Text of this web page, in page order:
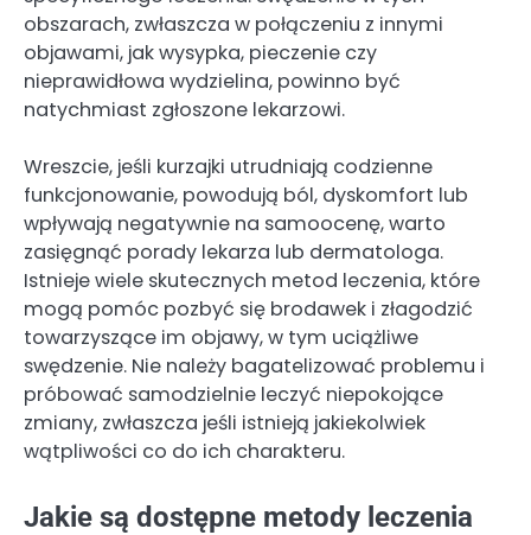
obszarach, zwłaszcza w połączeniu z innymi
objawami, jak wysypka, pieczenie czy
nieprawidłowa wydzielina, powinno być
natychmiast zgłoszone lekarzowi.
Wreszcie, jeśli kurzajki utrudniają codzienne
funkcjonowanie, powodują ból, dyskomfort lub
wpływają negatywnie na samoocenę, warto
zasięgnąć porady lekarza lub dermatologa.
Istnieje wiele skutecznych metod leczenia, które
mogą pomóc pozbyć się brodawek i złagodzić
towarzyszące im objawy, w tym uciążliwe
swędzenie. Nie należy bagatelizować problemu i
próbować samodzielnie leczyć niepokojące
zmiany, zwłaszcza jeśli istnieją jakiekolwiek
wątpliwości co do ich charakteru.
Jakie są dostępne metody leczenia